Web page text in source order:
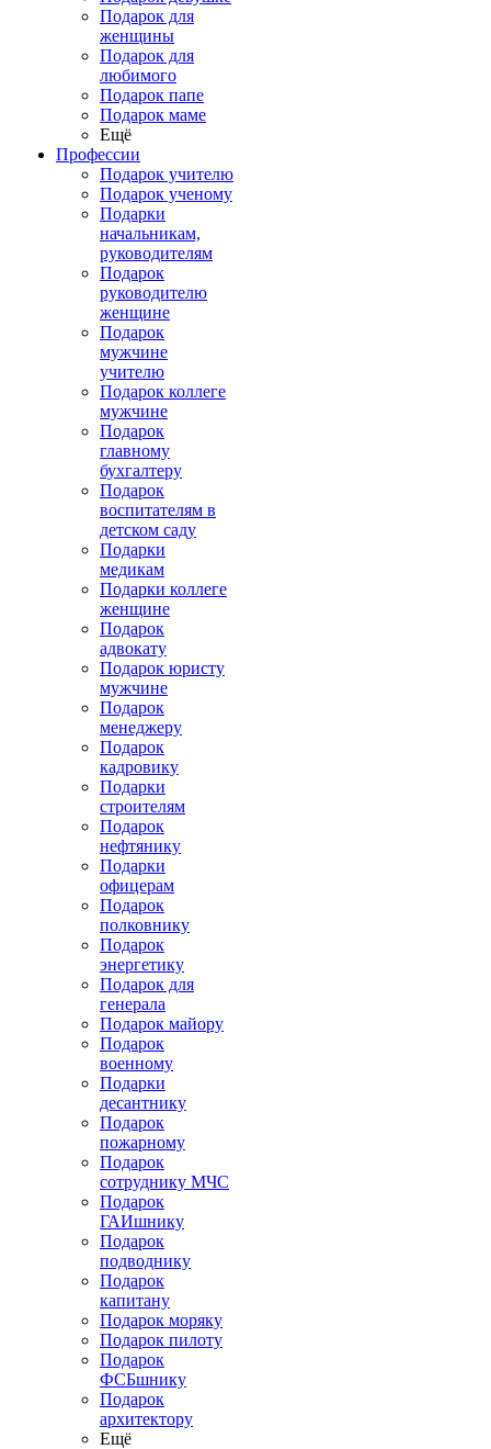
Подарок для
женщины
Подарок для
любимого
Подарок папе
Подарок маме
Ещё
Профессии
Подарок учителю
Подарок ученому
Подарки
начальникам,
руководителям
Подарок
руководителю
женщине
Подарок
мужчине
учителю
Подарок коллеге
мужчине
Подарок
главному
бухгалтеру
Подарок
воспитателям в
детском саду
Подарки
медикам
Подарки коллеге
женщине
Подарок
адвокату
Подарок юристу
мужчине
Подарок
менеджеру
Подарок
кадровику
Подарки
строителям
Подарок
нефтянику
Подарки
офицерам
Подарок
полковнику
Подарок
энергетику
Подарок для
генерала
Подарок майору
Подарок
военному
Подарки
десантнику
Подарок
пожарному
Подарок
сотруднику МЧС
Подарок
ГАИшнику
Подарок
подводнику
Подарок
капитану
Подарок моряку
Подарок пилоту
Подарок
ФСБшнику
Подарок
архитектору
Ещё